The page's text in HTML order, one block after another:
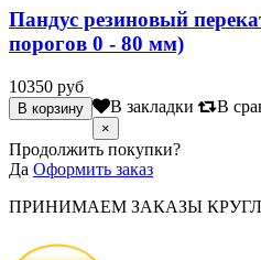
Пандус резиновый
порогов 0 - 80 мм)
10350 руб
В закладки В
×
Продолжить покупки?
Да Оформить заказ
ПРИНИМАЕМ ЗАКАЗЫ